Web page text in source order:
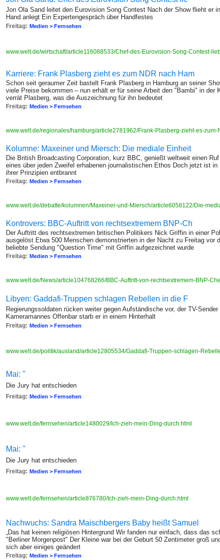
Jon Ola Sand leitet den Eurovision Song Contest Nach der Show flieht er
Hand anlegt Ein Expertengespräch über Handfestes
Freitag: Medien > Fernsehen
www.welt.de/wirtschaft/article116088533/Chef-des-Eurovision-Song-Contest-
Karriere: Frank Plasberg zieht es zum NDR nach Ham
Schon seit geraumer Zeit bastelt Frank Plasberg in Hamburg an seiner
viele Preise bekommen – nun erhält er für seine Arbeit den "Bambi" in der
verrät Plasberg, was die Auszeichnung für ihn bedeutet
Freitag: Medien > Fernsehen
www.welt.de/regionales/hamburg/article2781962/Frank-Plasberg-zieht-es-
Kolumne: Maxeiner und Miersch: Die mediale Einheit
Die British Broadcasting Corporation, kurz BBC, genießt weltweit einen
eines über jeden Zweifel erhabenen journalistischen Ethos Doch jetzt ist
ihrer Prinzipien entbrannt
Freitag: Medien > Fernsehen
www.welt.de/debatte/kolumnen/Maxeiner-und-Miersch/article6058122/Die-
Kontrovers: BBC-Auftritt von rechtsextremem BNP-Ch
Der Auftritt des rechtsextremen britischen Politikers Nick Griffin in einer
ausgelöst Etwa 500 Menschen demonstrierten in der Nacht zu Freitag vor
beliebte Sendung "Question Time" mit Griffin aufgezeichnet wurde
Freitag: Medien > Fernsehen
www.welt.de/News/article104768266/BBC-Auftritt-von-rechtsextremem-BNP-
Libyen: Gaddafi-Truppen schlagen Rebellen in die F
Regierungssoldaten rücken weiter gegen Aufständische vor, der TV-
Kameramannes Offenbar starb er in einem Hinterhalt
Freitag: Medien > Fernsehen
www.welt.de/politik/ausland/article12805534/Gaddafi-Truppen-schlagen-
Mai: "
Die Jury hat entschieden
Freitag: Medien > Fernsehen
www.welt.de/fernsehen/article1480029/Ich-zieh-mein-Ding-durch.html
Mai: "
Die Jury hat entschieden
Freitag: Medien > Fernsehen
www.welt.de/fernsehen/article876780/Ich-zieh-mein-Ding-durch.html
Nachwuchs: Sandra Maischbergers Baby heißt Samuel
„Das hat keinen religiösen Hintergrund Wir fanden nur einfach, dass das
"Berliner Morgenpost" Der Kleine war bei der Geburt 50 Zentimeter groß
sich aber einiges geändert
Freitag: Medien > Fernsehen